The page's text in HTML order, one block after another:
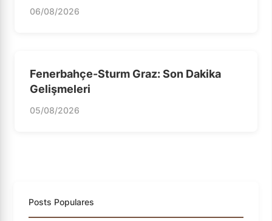
06/08/2026
Fenerbahçe-Sturm Graz: Son Dakika
Gelişmeleri
05/08/2026
Posts Populares